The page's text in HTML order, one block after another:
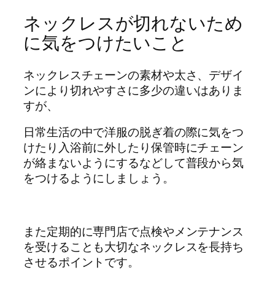
ネックレスが切れないため
に気をつけたいこと
ネックレスチェーンの素材や太さ、デザイ
ンにより切れやすさに多少の違いはありま
すが、
日常生活の中で洋服の脱ぎ着の際に気をつ
けたり入浴前に外したり保管時にチェーン
が絡まないようにするなどして普段から気
をつけるようにしましょう。
また定期的に専門店で点検やメンテナンス
を受けることも大切なネックレスを長持ち
させるポイントです。